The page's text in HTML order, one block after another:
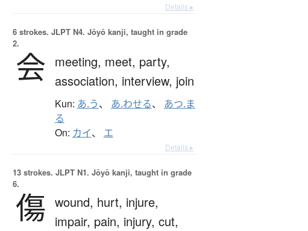
Details ▸
6 strokes. JLPT N4. Jōyō kanji, taught in grade
2.
会 meeting, meet, party,
association, interview, join
Kun: あ.う、 あ.わせる、 あつ.ま
る
On: カイ、 エ
Details ▸
13 strokes. JLPT N1. Jōyō kanji, taught in grade
6.
傷 wound, hurt, injure,
impair, pain, injury, cut,